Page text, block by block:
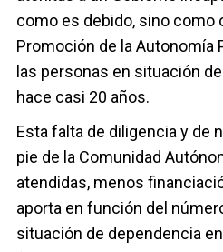
como es debido, sino como
Promoción de la Autonomía
las personas en situación
hace casi 20 años.
Esta falta de diligencia y de
pie de la Comunidad
atendidas, menos
aporta en función del
situación de dependencia